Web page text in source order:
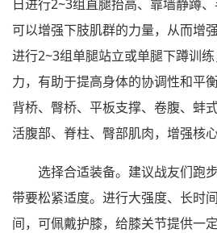
日进行2~3组直腿抬高、靠墙静蹲、
可以增强下肢肌群的力量，从而增
进行2~3组单腿站立或单腿下蹲训
力，有助于提高身体的协调性和平
背桥、臀桥、平板支撑、卷腹、蚌
活腹部、脊柱、臀部肌肉，增强核
选择合适装备。建议战友们跑
带要松紧适度。进行大强度、长时
间，可佩戴护膝，给膝关节提供一